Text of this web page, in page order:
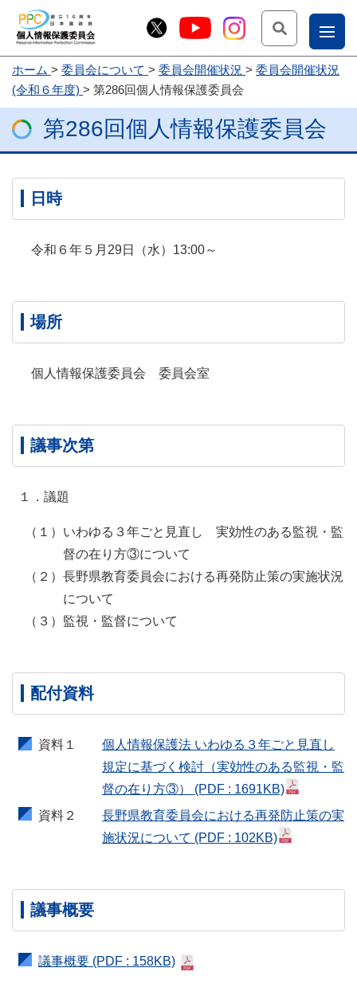
お
問
合
せ
じょ
ー部
ホーム 委員会について 委員会開催状況
委員会開催状況
(令和６年度)
第286回個人情報保護委員会
第286回個人情報保護委員会
日時
令和６年５月29日（水）13:00～
場所
個人情報保護委員会 委員会室
議事次第
１．議題
（１）いわゆる３年ごと見直し 実効性のある監視・監
督の在り方③について
（２）長野県教育委員会における再発防止策の実施状況
について
（３）監視・監督について
配付資料
資料１
個人情報保護法 いわゆる３年ごと見直し
規定に基づく検討（実効性のある監視・監
督の在り方③） (PDF : 1691KB)
資料２
長野県教育委員会における再発防止策の実
施状況について (PDF : 102KB)
議事概要
議事概要 (PDF : 158KB)